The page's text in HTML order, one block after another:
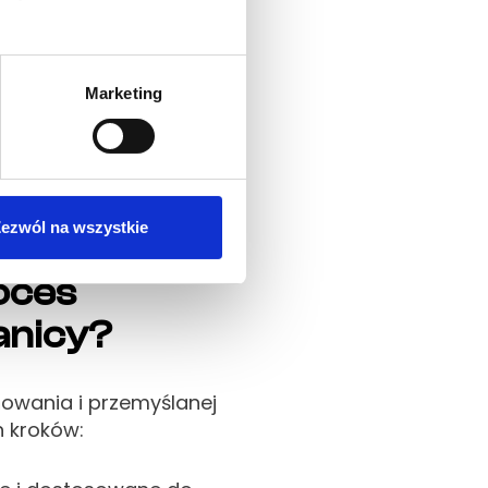
Marketing
na wszystkie
im wsparcia
i
współpracy w
i przemyślanej
kroków: